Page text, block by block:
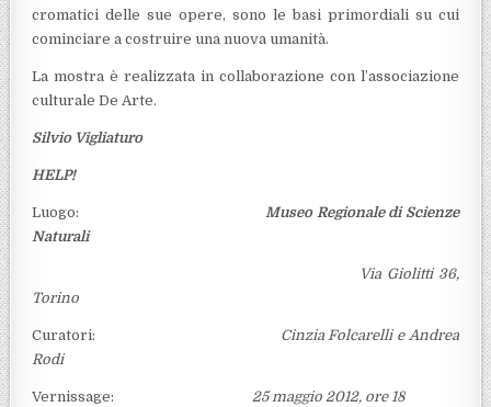
cromatici delle sue opere, sono le basi primordiali su cui
cominciare a costruire una nuova umanità.
La mostra è realizzata in collaborazione con l’associazione
culturale De Arte.
Silvio Vigliaturo
HELP!
Luogo:
Museo Regionale di Scienze
Naturali
Via Giolitti 36,
Torino
Curatori: Cinzia Folcarelli e Andrea
Rodi
Vernissage: 25 maggio 2012, ore 18